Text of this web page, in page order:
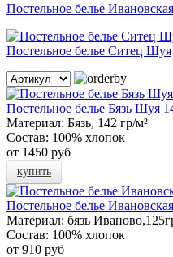
Постельное белье
Постельное белье Ситец Шуя
Постельное белье Бязь Шуя
Материал: Бязь, 142 гр/м²
Состав: 100% хлопок
от 1450 руб
купить
Постельное белье
Материал: бязь
Состав: 100% хлопок
от 910 руб